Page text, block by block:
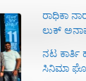
ರಾಧಿಕಾ
ಲುಕ್
ನಟ
ಸಿನಿಮಾ